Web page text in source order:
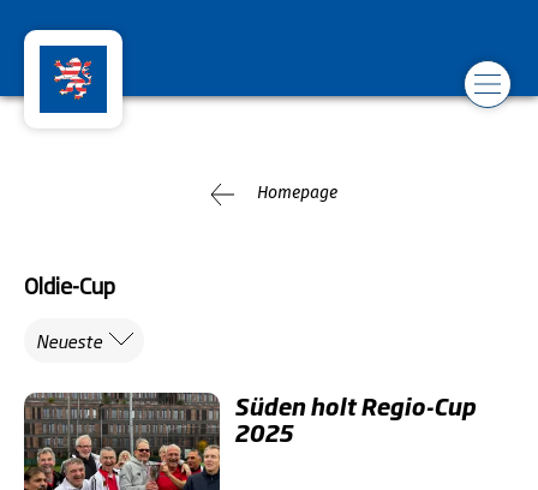
Homepage
Oldie-Cup
Neueste
Süden holt Regio-Cup
2025